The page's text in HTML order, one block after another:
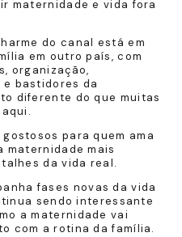
maternidade e vida fora
do canal está em
em outro país, com
organização,
bastidores da
diferente do que muitas
para quem ama
maternidade mais
da vida real.
fases novas da vida
sendo interessante
a maternidade vai
com a rotina da família.